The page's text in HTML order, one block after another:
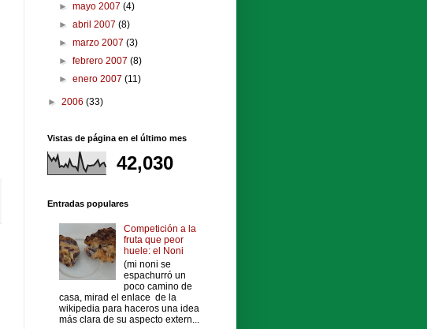
►mayo 2007(4)
►abril 2007(8)
►marzo 2007(3)
►febrero 2007(8)
►enero 2007(11)
► 2006 (33)
Vistas de página en el último mes
42,030
Entradas populares
Competición a la
fruta que peor
huele: el Noni
(mi noni se
espachurró un
poco camino de
casa, mirad el enlace de la
wikipedia para haceros una idea
más clara de su aspecto extern...